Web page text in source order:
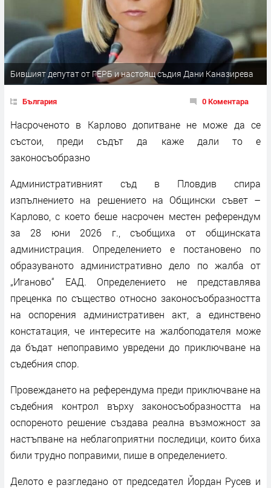
Бившият депутат от ГЕРБ и настоящ съдия Дани Каназирева
България 0 Коментара
Насроченото в Карлово допитване не може да се
състои, преди съдът да каже дали то е
законосъобразно
Административният съд в Пловдив спира
изпълнението на решението на Общински съвет –
Карлово, с което беше насрочен местен референдум
за 28 юни 2026 г., съобщиха от общинската
администрация. Определението е постановено по
образуваното административно дело по жалба от
„Иганово“ ЕАД. Определението не представлява
преценка по същество относно законосъобразността
на оспорения административен акт, а единствено
констатация, че интересите на жалбоподателя може
да бъдат непоправимо увредени до приключване на
съдебния спор.
Провеждането на референдума преди приключване на
съдебния контрол върху законосъобразността на
оспореното решение създава реална възможност за
настъпване на неблагоприятни последици, които биха
били трудно поправими, пише в определението.
Делото е разгледано от председател Йордан Русев и